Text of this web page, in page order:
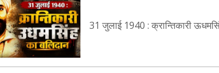
31 जुलाई 1940 : क्रान्तिकारी